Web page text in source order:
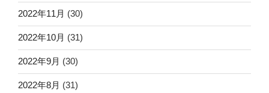
2022年11月 (30)
2022年10月 (31)
2022年9月 (30)
2022年8月 (31)